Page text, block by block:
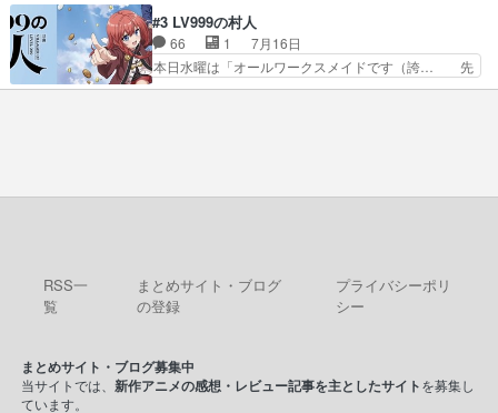
んなジャンル描いてどんどん… 春の南東の空のお
とめ座付近明るい星は20… 明るい現役の青春と
暗い過去の情念とが良い…
登場!因縁のライバル!善の立ち位置で… しょーも
な…こんなもん真面目に見たらバカ… 宿命のライ
バルの襲撃に始まり、燃えるシチ… 早くもライバ
ルチーム。敵もなかなかに個性… があると思った
#3 LV999の村人
66 1
7月16日
本日水曜は「オールワークスメイドです（誇… 先
入観に縛られない鏡の姿勢と、アリスの笑… 本日
RSS一
覧
まとめサイト・ブログ
の登録
プライバシーポリ
シー
まとめサイト・ブログ募集中
当サイトでは、 新作アニメの感想・レビュー記事を主としたサイトを募集し
ています。